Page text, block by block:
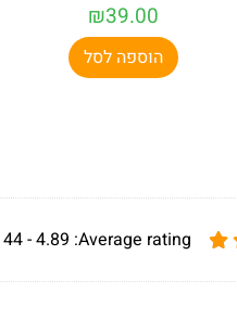
₪39.00
הוספה לסל
Average rating:
4.89 -
44